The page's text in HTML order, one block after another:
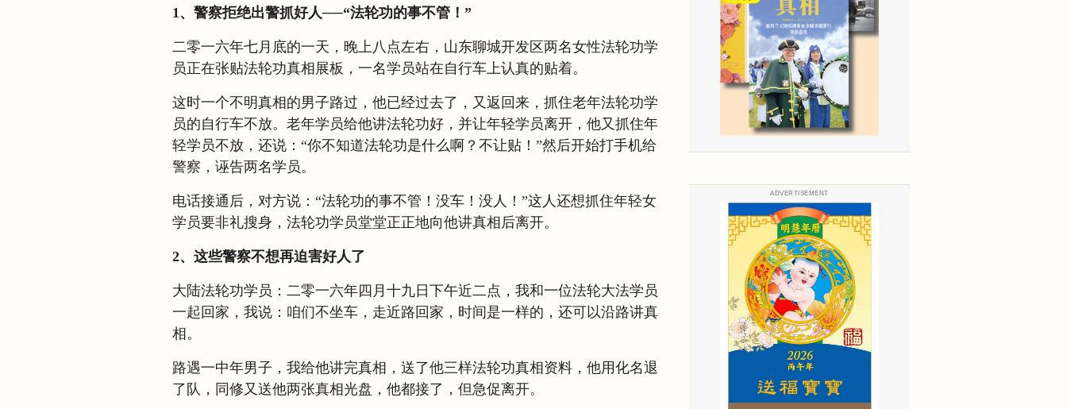
1、警察拒绝出警抓好人──“法轮功的事不管！”
二零一六年七月底的一天，晚上八点左右，山东聊城开发区两名女性法轮功学
员正在张贴法轮功真相展板，一名学员站在自行车上认真的贴着。
这时一个不明真相的男子路过，他已经过去了，又返回来，抓住老年法轮功学
员的自行车不放。老年学员给他讲法轮功好，并让年轻学员离开，他又抓住年
轻学员不放，还说：“你不知道法轮功是什么啊？不让贴！”然后开始打手机给
警察，诬告两名学员。
电话接通后，对方说：“法轮功的事不管！没车！没人！”这人还想抓住年轻女
学员要非礼搜身，法轮功学员堂堂正正地向他讲真相后离开。
2、这些警察不想再迫害好人了
大陆法轮功学员：二零一六年四月十九日下午近二点，我和一位法轮大法学员
一起回家，我说：咱们不坐车，走近路回家，时间是一样的，还可以沿路讲真
相。
路遇一中年男子，我给他讲完真相，送了他三样法轮功真相资料，他用化名退
了队，同修又送他两张真相光盘，他都接了，但急促离开。
ADVERTISEMENT